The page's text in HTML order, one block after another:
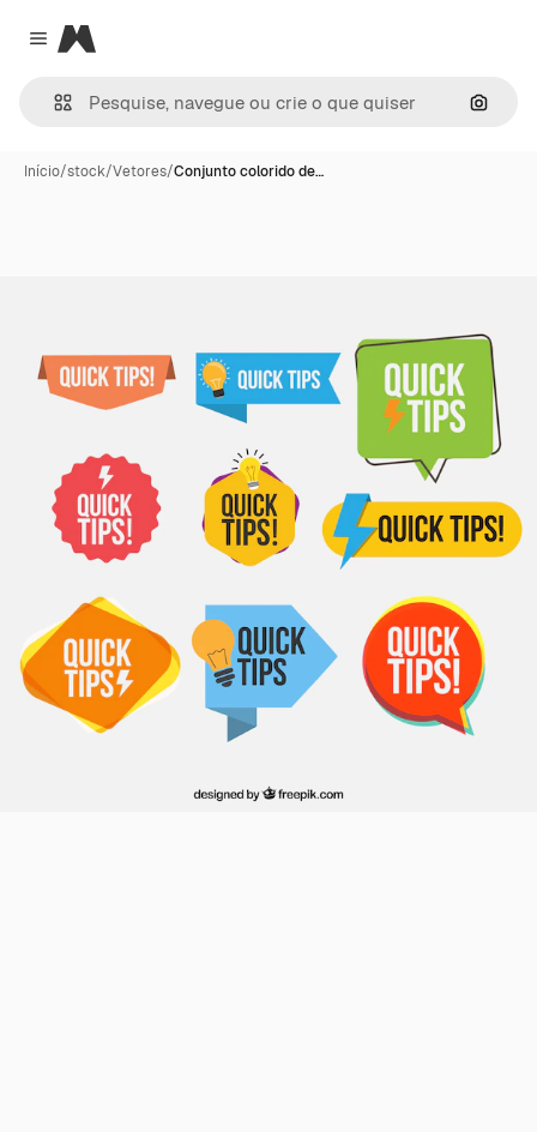
Close menu
Magnific
Início/stock/Vetores/Conjunto colorido de…